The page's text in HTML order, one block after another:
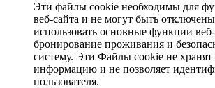
Эти файлы cookie необходимы для
веб-сайта и не могут быть
использовать основные функции
бронирование проживания и
систему. Эти Файлы cookie не
информацию и не позволяет
пользователя.